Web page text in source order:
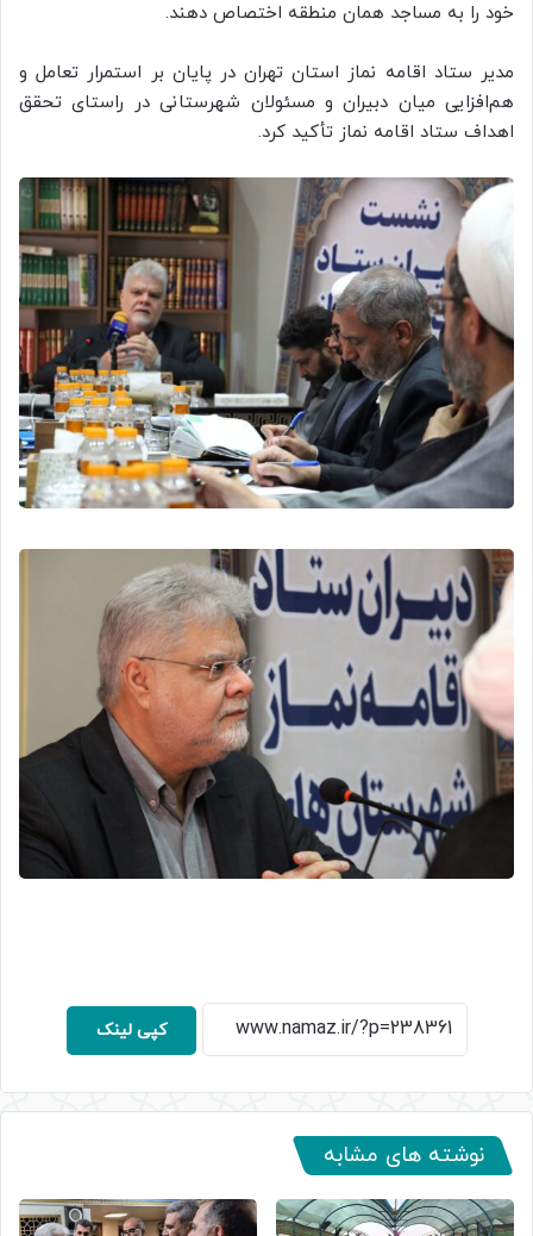
خود را به مساجد همان منطقه اختصاص دهند.
مدیر ستاد اقامه نماز استان تهران در پایان بر استمرار تعامل و
هم‌افزایی میان دبیران و مسئولان شهرستانی در راستای تحقق
اهداف ستاد اقامه نماز تأکید کرد.
کپی لینک
نوشته های مشابه